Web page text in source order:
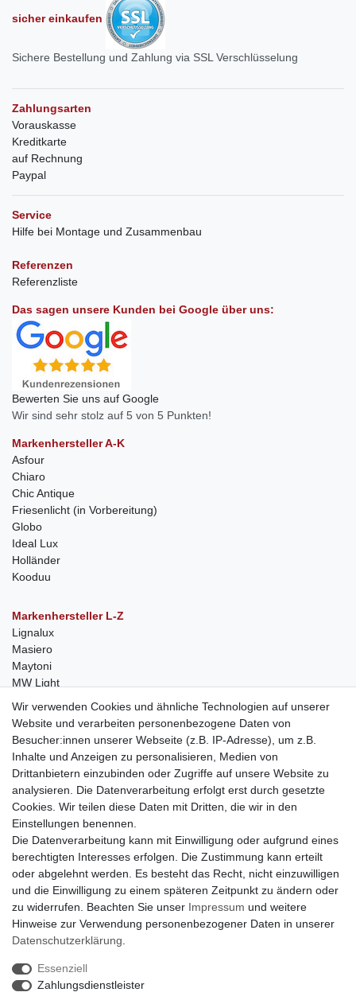
sicher einkaufen
Sichere Bestellung und Zahlung via SSL Verschlüsselung
Zahlungsarten
Vorauskasse
Kreditkarte
auf Rechnung
Paypal
Service
Hilfe bei Montage und Zusammenbau
Referenzen
Referenzliste
Das sagen unsere Kunden bei Google über uns:
Bewerten Sie uns auf Google
Wir sind sehr stolz auf 5 von 5 Punkten!
Markenhersteller A-K
Asfour
Chiaro
Chic Antique
Friesenlicht (in Vorbereitung)
Globo
Ideal Lux
Holländer
Kooduu
Markenhersteller L-Z
Lignalux
Masiero
Maytoni
MW Light
Anfragen von Herstellern
Sie sind Lampen-Hersteller und suchen einen Vertriebspartner in
der Schweiz?
Kontaktieren Sie uns per Mail:Herstelleranfrage Vertrieb
Schweiz
Newsletter
Newsletter
Hiermit bestätige ich, dass ich dieDaten­schutz­erklärunggelesen habe. Meine
Einwilligung kann ich jederzeit widerrufen.**
Wir verwenden Cookies und ähnliche Technologien auf unserer
Website und verarbeiten personenbezogene Daten von
Besucher:innen unserer Webseite (z.B. IP-Adresse), um z.B.
Inhalte und Anzeigen zu personalisieren, Medien von
Drittanbietern einzubinden oder Zugriffe auf unsere Website zu
analysieren. Die Datenverarbeitung erfolgt erst durch gesetzte
Cookies. Wir teilen diese Daten mit Dritten, die wir in den
Einstellungen benennen.
Die Datenverarbeitung kann mit Einwilligung oder aufgrund eines
berechtigten Interesses erfolgen. Die Zustimmung kann erteilt
oder abgelehnt werden. Es besteht das Recht, nicht einzuwilligen
und die Einwilligung zu einem späteren Zeitpunkt zu ändern oder
zu widerrufen. Beachten Sie unser Impressum und weitere
Hinweise zur Verwendung personenbezogener Daten in unserer
Daten­schutz­erklärung
Essenziell
Zahlungsdienstleister